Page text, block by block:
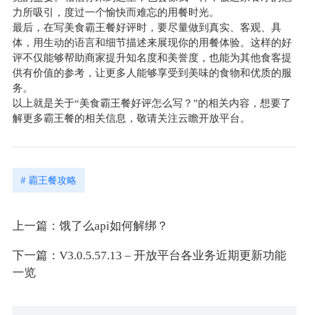
力所吸引，度过一个愉快而难忘的用餐时光。
最后，在写美食霸王餐好评时，要尽量做到真实、客观、具
体，用生动的语言和细节描述来展现你的用餐体验。这样的好
评不仅能够帮助商家提升知名度和美誉度，也能为其他食客提
供有价值的参考，让更多人能够享受到美味的食物和优质的服
务。
以上就是关于“美食霸王餐好评怎么写？”的相关内容，想要了
解更多霸王餐的相关信息，敬请关注云瞻开放平台。
# 霸王餐攻略
上一篇：饿了么api如何解绑？
下一篇：V3.0.5.57.13 – 开放平台各业务近期更新功能
一览